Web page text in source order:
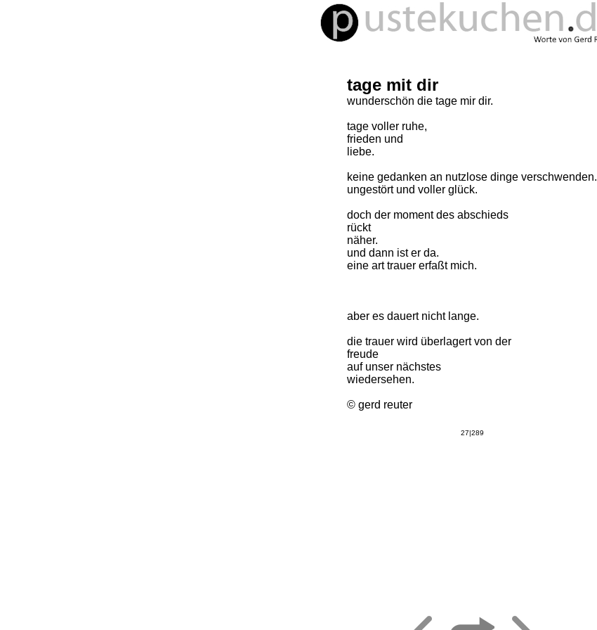
tage mit dir
wunderschön die tage mir dir.
tage voller ruhe,
frieden und
liebe.
keine gedanken an nutzlose dinge verschwenden.
ungestört und voller glück.
doch der moment des abschieds
rückt
näher.
und dann ist er da.
eine art trauer erfaßt mich.
aber es dauert nicht lange.
die trauer wird überlagert von der
freude
auf unser nächstes
wiedersehen.
© gerd reuter
27|289